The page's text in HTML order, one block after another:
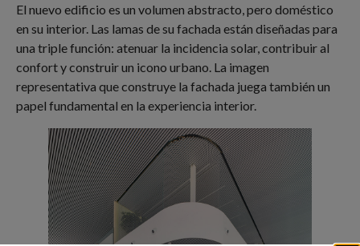
El nuevo edificio es un volumen abstracto, pero doméstico
en su interior. Las lamas de su fachada están diseñadas para
una triple función: atenuar la incidencia solar, contribuir al
confort y construir un icono urbano. La imagen
representativa que construye la fachada juega también un
papel fundamental en la experiencia interior.